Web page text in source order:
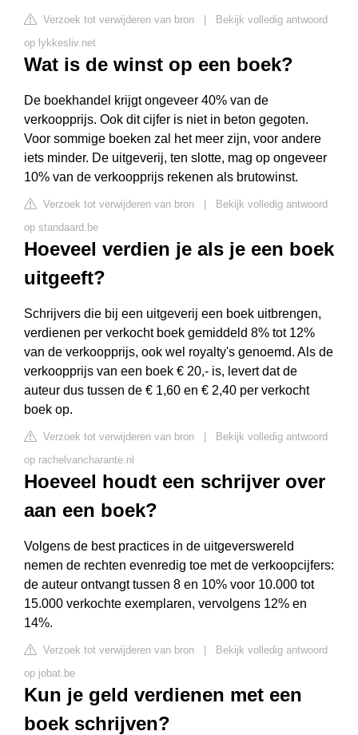
Verzoek tot verwijderen van bron
Bekijk volledig antwoord
op lykkesliv.net
Wat is de winst op een boek?
De boekhandel krijgt ongeveer 40% van de
verkoopprijs. Ook dit cijfer is niet in beton gegoten.
Voor sommige boeken zal het meer zijn, voor andere
iets minder. De uitgeverij, ten slotte, mag op ongeveer
10% van de verkoopprijs rekenen als brutowinst.
Verzoek tot verwijderen van bron
Bekijk volledig antwoord
op standaard.be
Hoeveel verdien je als je een boek
uitgeeft?
Schrijvers die bij een uitgeverij een boek uitbrengen,
verdienen per verkocht boek gemiddeld 8% tot 12%
van de verkoopprijs, ook wel royalty's genoemd. Als de
verkoopprijs van een boek € 20,- is, levert dat de
auteur dus tussen de € 1,60 en € 2,40 per verkocht
boek op.
Verzoek tot verwijderen van bron
Bekijk volledig antwoord
op rachelvancharante.nl
Hoeveel houdt een schrijver over
aan een boek?
Volgens de best practices in de uitgeverswereld
nemen de rechten evenredig toe met de verkoopcijfers:
de auteur ontvangt tussen 8 en 10% voor 10.000 tot
15.000 verkochte exemplaren, vervolgens 12% en
14%.
Verzoek tot verwijderen van bron
Bekijk volledig antwoord
op jobat.be
Kun je geld verdienen met een
boek schrijven?